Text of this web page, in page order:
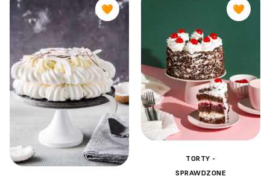
🧡 🧡
TORTY -
SPRAWDZONE